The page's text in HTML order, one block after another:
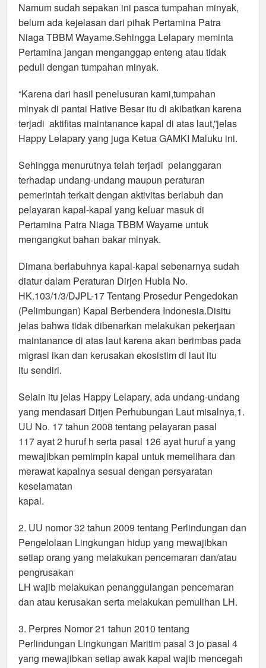
Namum sudah sepakan ini pasca tumpahan minyak,
belum ada kejelasan dari pihak Pertamina Patra
Niaga TBBM Wayame.Sehingga Lelapary meminta
Pertamina jangan menganggap enteng atau tidak
peduli dengan tumpahan minyak.
“Karena dari hasil penelusuran kami,tumpahan
minyak di pantai Hative Besar itu di akibatkan karena
terjadi aktifitas maintanance kapal di atas laut,”jelas
Happy Lelapary yang juga Ketua GAMKI Maluku ini.
Sehingga menurutnya telah terjadi pelanggaran
terhadap undang-undang maupun peraturan
pemerintah terkait dengan aktivitas berlabuh dan
pelayaran kapal-kapal yang keluar masuk di
Pertamina Patra Niaga TBBM Wayame untuk
mengangkut bahan bakar minyak.
Dimana berlabuhnya kapal-kapal sebenarnya sudah
diatur dalam Peraturan Dirjen Hubla No.
HK.103/1/3/DJPL-17 Tentang Prosedur Pengedokan
(Pelimbungan) Kapal Berbendera Indonesia.Disitu
jelas bahwa tidak dibenarkan melakukan pekerjaan
maintanance di atas laut karena akan berimbas pada
migrasi ikan dan kerusakan ekosistim di laut itu
itu sendiri.
Selain itu jelas Happy Lelapary, ada undang-undang
yang mendasari Ditjen Perhubungan Laut misalnya,1.
UU No. 17 tahun 2008 tentang pelayaran pasal
117 ayat 2 huruf h serta pasal 126 ayat huruf a yang
mewajibkan pemimpin kapal untuk memelihara dan
merawat kapalnya sesuai dengan persyaratan
keselamatan
kapal.
2. UU nomor 32 tahun 2009 tentang Perlindungan dan
Pengelolaan Lingkungan hidup yang mewajibkan
setiap orang yang melakukan pencemaran dan/atau
pengrusakan
LH wajib melakukan penanggulangan pencemaran
dan atau kerusakan serta melakukan pemulihan LH.
3. Perpres Nomor 21 tahun 2010 tentang
Perlindungan Lingkungan Maritim pasal 3 jo pasal 4
yang mewajibkan setiap awak kapal wajib mencegah